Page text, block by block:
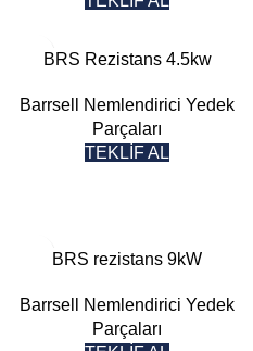
BRS Rezistans 4.5kw
Barrsell Nemlendirici Yedek
Parçaları
TEKLİF AL
BRS rezistans 9kW
Barrsell Nemlendirici Yedek
Parçaları